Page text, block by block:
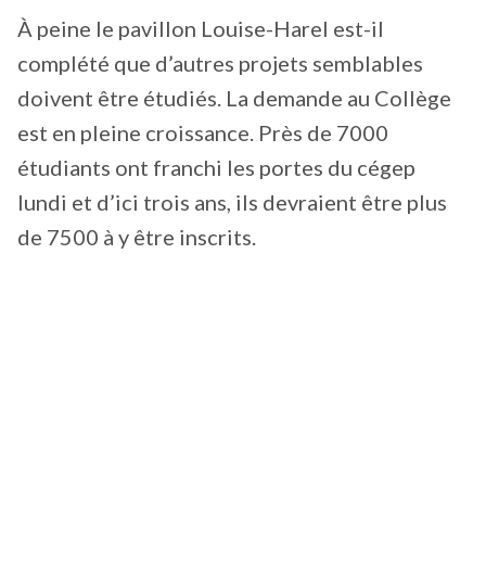
À peine le pavillon Louise-Harel est-il
complété que d’autres projets semblables
doivent être étudiés. La demande au Collège
est en pleine croissance. Près de 7000
étudiants ont franchi les portes du cégep
lundi et d’ici trois ans, ils devraient être plus
de 7500 à y être inscrits.